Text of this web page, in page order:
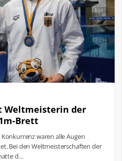
Weltmeisterin der
Brett
waren alle Augen
Bei den Weltmeisterschaften der
d…